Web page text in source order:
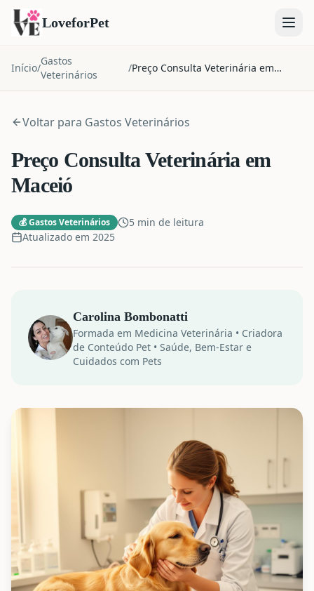
LoveforPet
Início/
Gastos
Veterinários
/Preço Consulta Veterinária em
Voltar para Gastos Veterinários
Preço Consulta Veterinária em
Maceió
💰Gastos Veterinários
5 min de leitura
Atualizado em 2025
Carolina Bombonatti
Formada em Medicina Veterinária • Criadora
de Conteúdo Pet • Saúde, Bem-Estar e
Cuidados com Pets